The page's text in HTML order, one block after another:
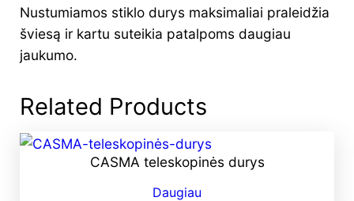
Nustumiamos stiklo durys maksimaliai praleidžia
šviesą ir kartu suteikia patalpoms daugiau
jaukumo.
Related Products
CASMA teleskopinės durys
Daugiau